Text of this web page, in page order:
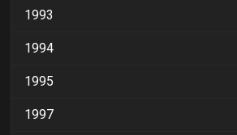
1993
1994
1995
1997